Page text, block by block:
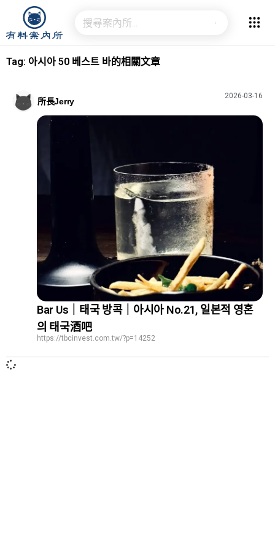
Tag: 아시아 50 베스트 바的相關文章
所長Jerry
2026-03-16
Bar Us｜태국 방콕｜아시아 No.21, 일본적 영혼
의 태국酒吧
https://tbcinvest.com.tw/?p=14252